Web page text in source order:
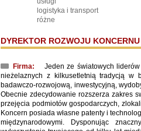
logistyka i transport
różne
DYREKTOR ROZWOJU
Firma:
Jeden ze światowych
nieżelaznych z kilkusetletnią tradycją w
badawczo-rozwojową, inwestycyjną,
Obecnie zdecydowanie rozszerza zakres
przejęcia podmiotów gospodarczych,
Koncern posiada własne patenty i
międzynarodowymi. Dysponując